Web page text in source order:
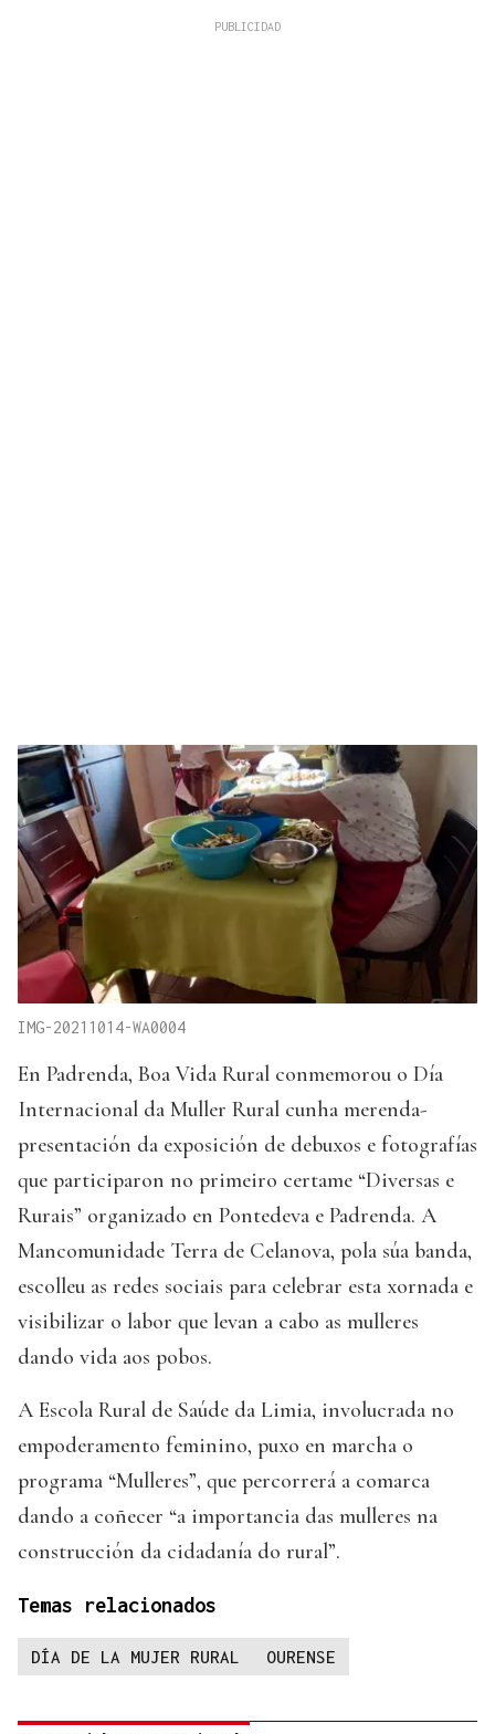
IMG-20211014-WA0004
En Padrenda, Boa Vida Rural conmemorou o Día
Internacional da Muller Rural cunha merenda-
presentación da exposición de debuxos e fotografías
que participaron no primeiro certame “Diversas e
Rurais” organizado en Pontedeva e Padrenda. A
Mancomunidade Terra de Celanova, pola súa banda,
escolleu as redes sociais para celebrar esta xornada e
visibilizar o labor que levan a cabo as mulleres
dando vida aos pobos.
A Escola Rural de Saúde da Limia, involucrada no
empoderamento feminino, puxo en marcha o
programa “Mulleres”, que percorrerá a comarca
dando a coñecer “a importancia das mulleres na
construcción da cidadanía do rural”.
Temas relacionados
DÍA DE LA MUJER RURAL OURENSE